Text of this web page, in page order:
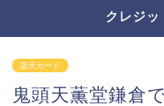
クレジッ
楽天カード
鬼頭天薫堂鎌倉